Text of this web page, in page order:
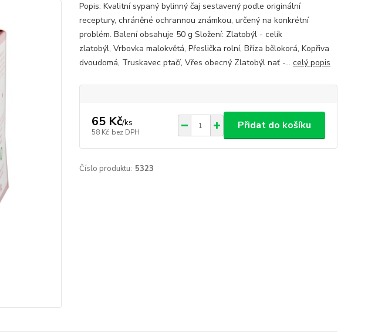
Popis: Kvalitní sypaný bylinný čaj sestavený podle originální
receptury, chráněné ochrannou známkou, určený na konkrétní
problém. Balení obsahuje 50 g Složení: Zlatobýl - celík
zlatobýl, Vrbovka malokvětá, Přeslička rolní, Bříza bělokorá, Kopřiva
dvoudomá, Truskavec ptačí, Vřes obecný Zlatobýl nať -... celý popis
65 Kč/ks
58 Kč bez DPH
Přidat do košíku
Číslo produktu: 5323